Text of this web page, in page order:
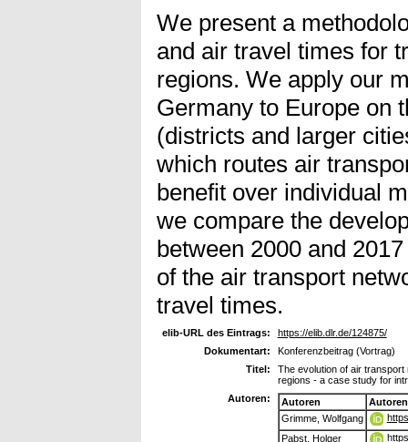
We present a
and air travel times for
regions. We apply our
Germany to Europe on
(districts and larger
which routes air
benefit over individual
we compare the
between 2000 and
of the air transport
travel times.
elib-URL des Eintrags:
https://elib.dlr.de/124875/
Dokumentart:
Konferenzbeitrag (Vortrag)
Titel:
The evolution of air
regions - a case study for
Autoren:
Autoren
Grimme, Wolfgang
Pabst, Holger